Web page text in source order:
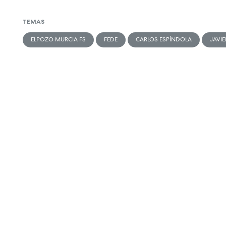
TEMAS
ELPOZO MURCIA FS FEDE CARLOS ESPÍNDOLA